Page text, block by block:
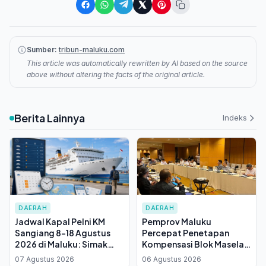
Sumber: tribun-maluku.com
This article was automatically rewritten by AI based on the source
above without altering the facts of the original article.
Berita Lainnya Indeks
DAERAH
Jadwal Kapal Pelni KM
Sangiang 8-18 Agustus
2026 di Maluku: Simak
Waktu Tiba di Ambon dan
07 Agustus 2026
DAERAH
Pemprov Maluku
Percepat Penetapan
Kompensasi Blok Masela,
KJPP Mulai Hitung Nilai
06 Agustus 2026